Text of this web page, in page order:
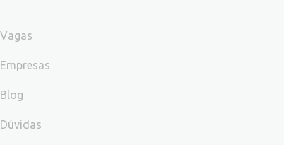
Vagas
Empresas
Blog
Dúvidas